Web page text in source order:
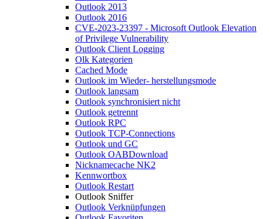
Outlook 2013
Outlook 2016
CVE-2023-23397 - Microsoft Outlook Elevation
of Privilege Vulnerability
Outlook Client Logging
Olk Kategorien
Cached Mode
Outlook im Wieder- herstellungsmode
Outlook langsam
Outlook synchronisiert nicht
Outlook getrennt
Outlook RPC
Outlook TCP-Connections
Outlook und GC
Outlook OABDownload
Nicknamecache NK2
Kennwortbox
Outlook Restart
Outlook Sniffer
Outlook Verknüpfungen